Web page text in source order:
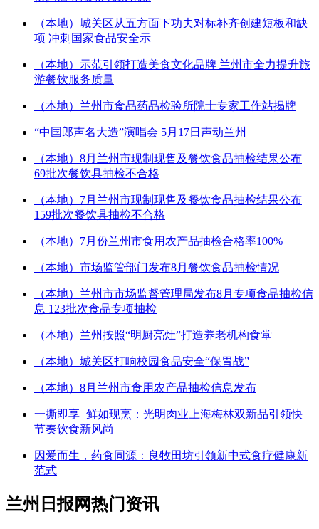
（本地）城关区从五方面下功夫对标补齐创建短板和缺
项 冲刺国家食品安全示
（本地）示范引领打造美食文化品牌 兰州市全力提升旅
游餐饮服务质量
（本地）兰州市食品药品检验所院士专家工作站揭牌
“中国郎声名大造”演唱会 5月17日声动兰州
（本地）8月兰州市现制现售及餐饮食品抽检结果公布
69批次餐饮具抽检不合格
（本地）7月兰州市现制现售及餐饮食品抽检结果公布
159批次餐饮具抽检不合格
（本地）7月份兰州市食用农产品抽检合格率100%
（本地）市场监管部门发布8月餐饮食品抽检情况
（本地）兰州市市场监督管理局发布8月专项食品抽检信
息 123批次食品专项抽检
（本地）兰州按照“明厨亮灶”打造养老机构食堂
（本地）城关区打响校园食品安全“保胃战”
（本地）8月兰州市食用农产品抽检信息发布
一撕即享+鲜如现烹：光明肉业上海梅林双新品引领快
节奏饮食新风尚
因爱而生，药食同源：良牧田坊引领新中式食疗健康新
范式
兰州日报网热门资讯